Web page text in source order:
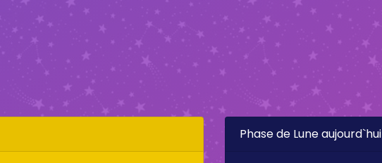
Phase de Lune aujourd`hui